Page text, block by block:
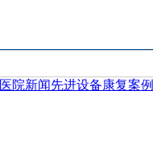
医院新闻先进设备康复案例